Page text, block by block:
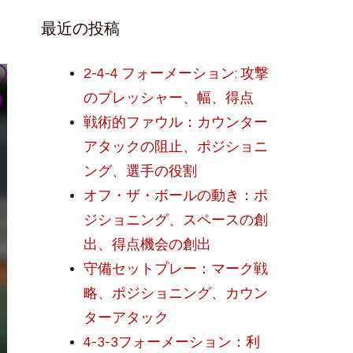
最近の投稿
2-4-4 フォーメーション: 攻撃
のプレッシャー、幅、得点
戦術的ファウル：カウンター
アタックの阻止、ポジショニ
ング、選手の役割
オフ・ザ・ボールの動き：ポ
ジショニング、スペースの創
出、得点機会の創出
守備セットプレー：マーク戦
略、ポジショニング、カウン
ターアタック
4-3-3フォーメーション：利